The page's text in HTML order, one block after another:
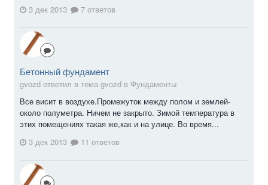
3 дек 2013
7 ответов
Бетонный фундамент
gvozd ответил в тема gvozd в Фундаменты
Все висит в воздухе.Промежуток между полом и землей-
около полуметра. Ничем не закрыто. Зимой температура в
этих помещениях такая же,как и на улице. Во время...
3 дек 2013
11 ответов